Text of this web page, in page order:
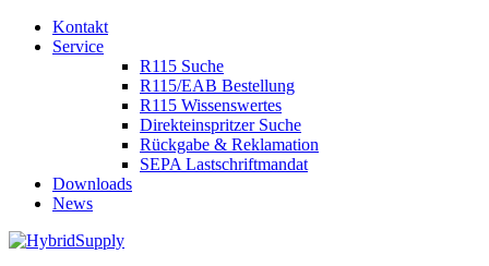
Kontakt
Service
R115 Suche
R115/EAB Bestellung
R115 Wissenswertes
Direkteinspritzer Suche
Rückgabe & Reklamation
SEPA Lastschriftmandat
Downloads
News